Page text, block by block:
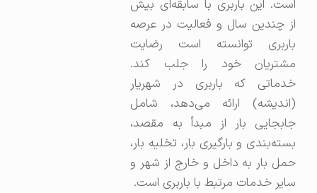
است. این باربری با سابقه‌ای بیش
از چندین سال و فعالیت در عرصه
باربری توانسته است رضایت
مشتریان خود را جلب کند.
خدماتی که باربری در شهریار
(اندیشه) ارائه می‌دهد، شامل
جابجایی بار از مبدأ به مقصد،
بسته‌بندی و بارگیری بار، تخلیه بار،
حمل بار به داخل و خارج از شهر و
سایر خدمات مرتبط با باربری است.